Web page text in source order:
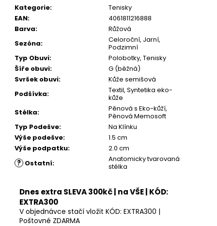
Kategorie:
Tenisky
EAN:
4061811216888
Barva:
Růžová
Sezóna:
Celoroční, Jarní,
Podzimní
Typ Obuvi:
Polobotky, Tenisky
Šíře obuvi:
G (běžná)
Svršek obuvi:
Kůže semišová
Podšívka:
Textil, Syntetika eko-
kůže
Stélka:
Pěnová s Eko-kůží,
Pěnová Memosoft
Typ Podešve:
Na Klínku
Výše podešve:
1.5 cm
Výše podpatku: 2.0 cm
? Ostatní:
Anatomicky tvarovaná
stélka
Dnes extra SLEVA 300kč | na VŠE | KÓD:
EXTRA300
V objednávce stačí vložit KÓD: EXTRA300 |
Poštovné ZDARMA